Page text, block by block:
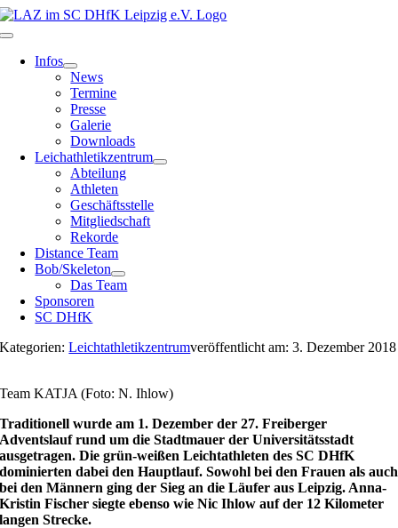
Zum
Inhalt
Toggle
Navigation
Infos
News
Termine
Presse
Galerie
Downloads
Leichathletikzentrum
Abteilung
Athleten
Geschäftsstelle
Mitgliedschaft
Rekorde
Distance Team
Bob/Skeleton
Das Team
Sponsoren
SC DHfK
Kategorien:Leichtathletikzentrumveröffentlicht am: 3. Dezember 2018
Team KATJA (Foto: N. Ihlow)
Traditionell wurde am 1. Dezember der 27. Freiberger
Adventslauf rund um die Stadtmauer der Universitätsstadt
ausgetragen. Die grün-weißen Leichtathleten des SC DHfK
dominierten dabei den Hauptlauf. Sowohl bei den Frauen als auch
bei den Männern ging der Sieg an die Läufer aus Leipzig. Anna-
Kristin Fischer siegte ebenso wie Nic Ihlow auf der 12 Kilometer
langen Strecke.